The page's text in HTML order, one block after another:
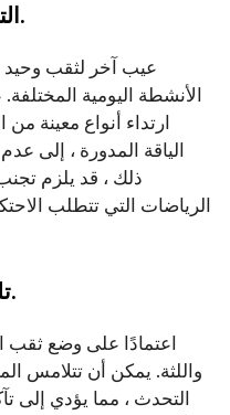
4. التدخل في الأنشطة اليومية.
عيب آخر لثقب وحيد
الأنشطة اليومية
ارتداء أنواع معينة
الياقة المدورة ، إلى
ذلك ، قد يلزم
الرياضات التي تتطلب
5. تلف محتمل للأسنان واللثة.
اعتمادًا على وضع ثقب
واللثة. يمكن أن تتلامس
التحدث ، مما يؤدي إلى